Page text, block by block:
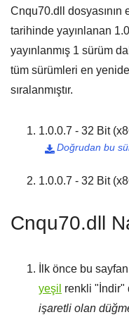
Cnqu70.dll dosyasının
tarihinde yayınlanan
yayınlanmış 1 sürüm
tüm sürümleri en
sıralanmıştır.
1.0.0.7 - 32 Bit
Doğrudan bu

1.0.0.7 - 32 Bit
Cnqu70.dll
İlk önce bu
yeşil renkli " İndir"
işaretli olan